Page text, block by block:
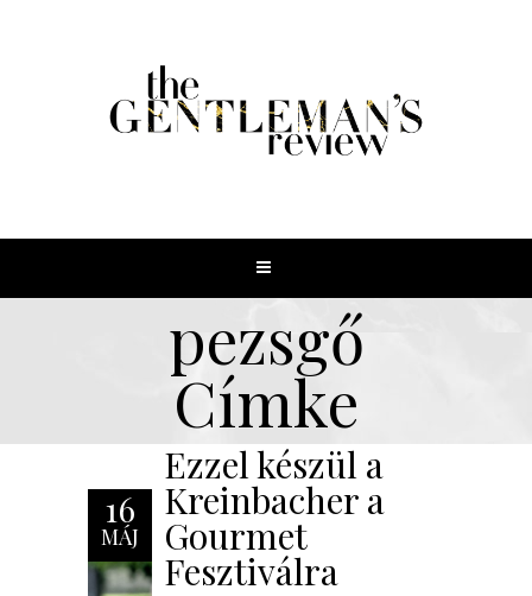
pezsgő
Címke
16
MÁJ
Ezzel készül a
Kreinbacher a
Gourmet
Fesztiválra